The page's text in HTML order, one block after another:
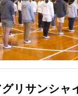
グリサンシャ